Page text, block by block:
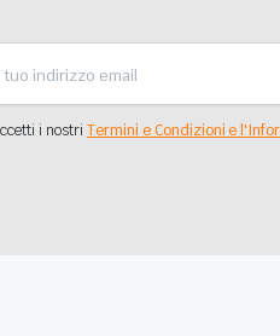
i nostriTermini e Condizioni e